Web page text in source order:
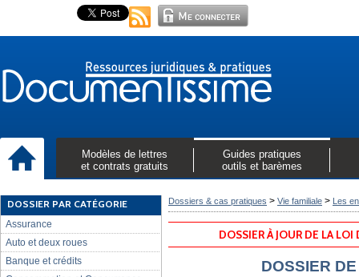
Modèles de lettres
et contrats gratuits
Guides pratiques
outils et barèmes
DOSSIER PAR CATÉGORIE
Assurance
Auto et deux roues
Banque et crédits
Dossiers & cas pratiques > Vie familiale > Les
DOSSIER À JOUR DE LA
DOSSIER